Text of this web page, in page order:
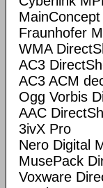
Fraunhofer
WMA
AC3
AC3 ACM
Ogg Vorbis
AAC
3ivX Pro
Nero Digital
MusePack
Voxware